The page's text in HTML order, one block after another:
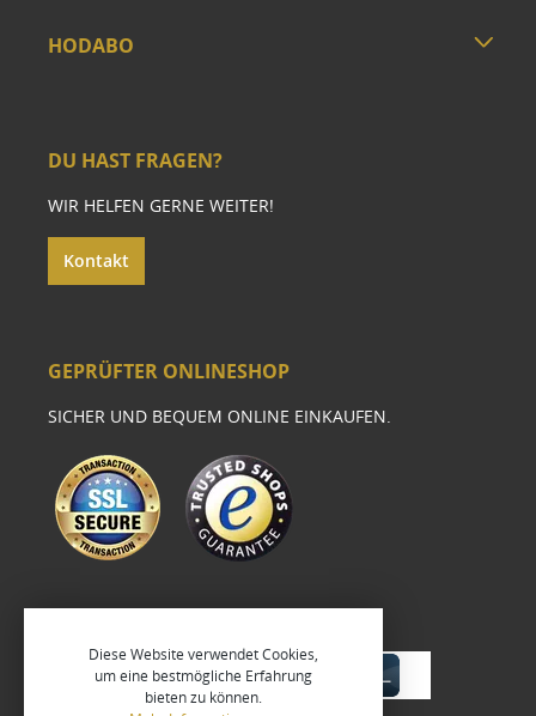
HODABO
DU HAST FRAGEN?
WIR HELFEN GERNE WEITER!
Kontakt
GEPRÜFTER ONLINESHOP
SICHER UND BEQUEM ONLINE EINKAUFEN.
Diese Website verwendet Cookies,
um eine bestmögliche Erfahrung
bieten zu können.